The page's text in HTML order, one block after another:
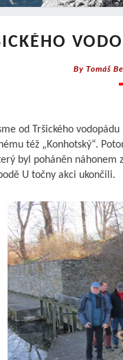
By Tomáš
od Tršického
též „Konhotský“.
byl poháněn náhonem
U točny akci ukončili.